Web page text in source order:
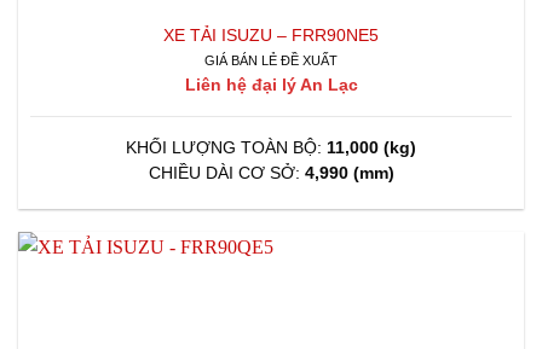
XE TẢI ISUZU – FRR90NE5
GIÁ BÁN LẺ ĐỀ XUẤT
Liên hệ đại lý An Lạc
KHỐI LƯỢNG TOÀN BỘ: 11,000 (kg)
CHIỀU DÀI CƠ SỞ: 4,990 (mm)